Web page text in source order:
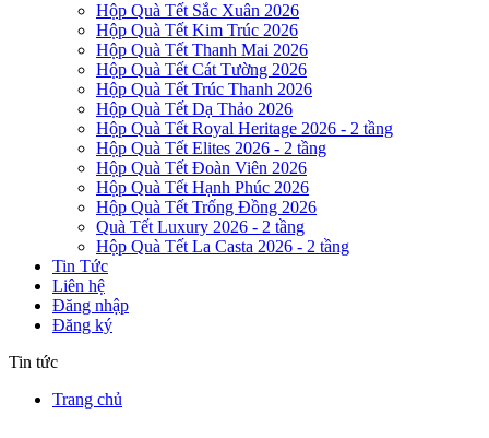
Hộp Quà Tết Sắc Xuân 2026
Hộp Quà Tết Kim Trúc 2026
Hộp Quà Tết Thanh Mai 2026
Hộp Quà Tết Cát Tường 2026
Hộp Quà Tết Trúc Thanh 2026
Hộp Quà Tết Dạ Thảo 2026
Hộp Quà Tết Royal Heritage 2026 - 2 tầng
Hộp Quà Tết Elites 2026 - 2 tầng
Hộp Quà Tết Đoàn Viên 2026
Hộp Quà Tết Hạnh Phúc 2026
Hộp Quà Tết Trống Đồng 2026
Quà Tết Luxury 2026 - 2 tầng
Hộp Quà Tết La Casta 2026 - 2 tầng
Tin Tức
Liên hệ
Đăng nhập
Đăng ký
Tin tức
Trang chủ